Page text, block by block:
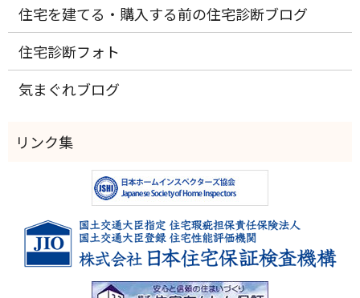
住宅を建てる・購入する前の住宅診断ブログ
住宅診断フォト
気まぐれブログ